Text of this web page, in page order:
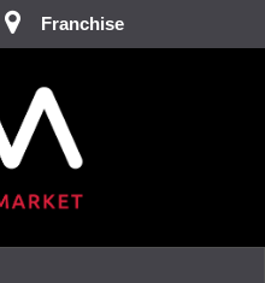
Franchise